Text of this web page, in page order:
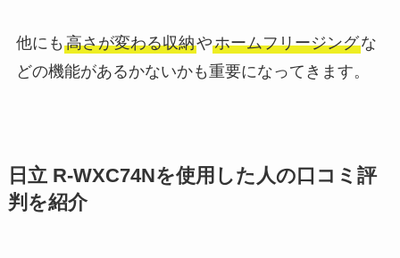
他にも 高さが変わる収納やホームフリージングな
どの機能があるかないかも重要になってきます。
日立 R-WXC74Nを使用した人の口コミ評
判を紹介